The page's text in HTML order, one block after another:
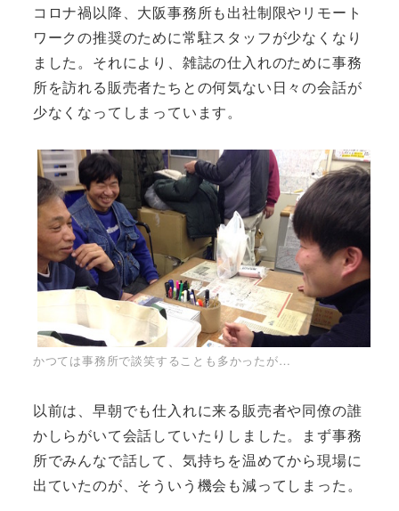
コロナ禍以降、大阪事務所も出社制限やリモート
ワークの推奨のために常駐スタッフが少なくなり
ました。それにより、雑誌の仕入れのために事務
所を訪れる販売者たちとの何気ない日々の会話が
少なくなってしまっています。
かつては事務所で談笑することも多かったが…
以前は、早朝でも仕入れに来る販売者や同僚の誰
かしらがいて会話していたりしました。まず事務
所でみんなで話して、気持ちを温めてから現場に
出ていたのが、そういう機会も減ってしまった。